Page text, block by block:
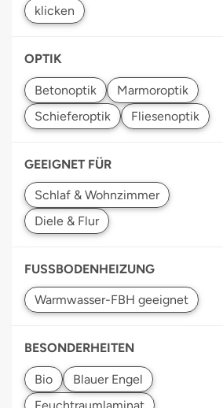
OPTIK
GEEIGNET FÜR
FUSSBODENHEIZUNG
BESONDERHEITEN